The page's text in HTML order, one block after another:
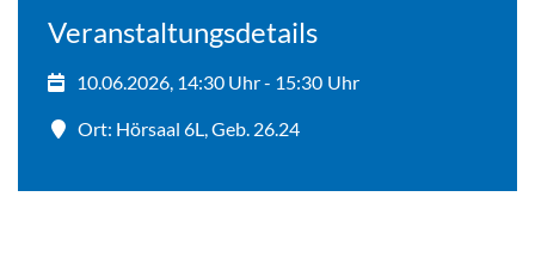
Veranstaltungsdetails
10.06.2026, 14:30 Uhr - 15:30 Uhr
Ort: Hörsaal 6L, Geb. 26.24